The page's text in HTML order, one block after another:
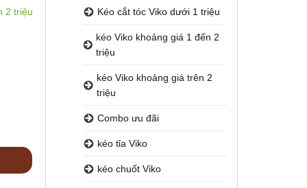
Kéo cắt tóc Viko dưới 1 triệu
kéo Viko khoảng giá 1 đến 2
triệu
kéo Viko khoảng giá trên 2
triệu
Combo ưu đãi
kéo tỉa Viko
kéo chuốt Viko
2 triệu